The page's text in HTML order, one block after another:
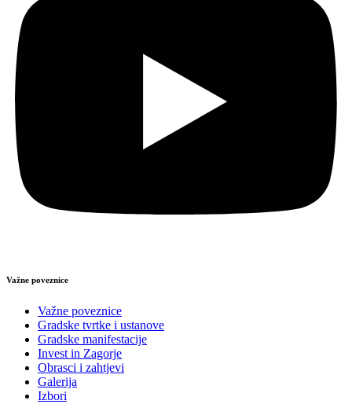
Važne poveznice
Važne poveznice
Gradske tvrtke i ustanove
Gradske manifestacije
Invest in Zagorje
Obrasci i zahtjevi
Galerija
Izbori